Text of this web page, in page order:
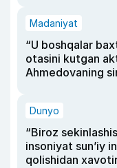
Madaniyat
“U boshqalar
otasini kutgan
Ahmedovaning
Dunyo
“Biroz
insoniyat sun’iy
qolishidan